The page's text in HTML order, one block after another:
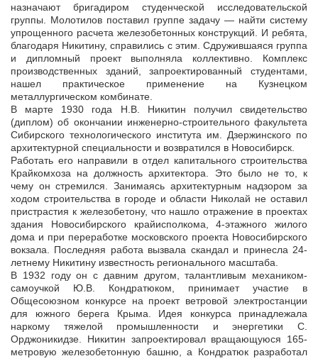
назначают бригадиром студенческой исследовательской
группы. Молотилов поставил группе задачу — найти систему
упрощенного расчета железобетонных конструкций. И ребята,
благодаря Никитину, справились с этим. Сдружившаяся группа
и дипломный проект выполняла коллективно. Комплекс
производственных зданий, запроектированный студентами,
нашел практическое применение на Кузнецком
металлургическом комбинате.
В марте 1930 года Н.В. Никитин получил свидетельство
(диплом) об окончании инженерно-строительного факультета
Сибирского технологического института им. Дзержинского по
архитектурной специальности и возвратился в Новосибирск.
Работать его направили в отдел капитального строительства
Крайкомхоза на должность архитектора. Это было не то, к
чему он стремился. Занимаясь архитектурным надзором за
ходом строительства в городе и области Николай не оставил
пристрастия к железобетону, что нашло отражение в проектах
здания Новосибирского крайисполкома, 4-этажного жилого
дома и при переработке московского проекта Новосибирского
вокзала. Последняя работа вызвала скандал и принесла 24-
летнему Никитину известность регионального масштаба.
В 1932 году он с давним другом, талантливым механиком-
самоучкой Ю.В. Кондратюком, принимает участие в
Общесоюзном конкурсе на проект ветровой электростанции
для южного берега Крыма. Идея конкурса принадлежала
наркому тяжелой промышленности и энергетики С.
Орджоникидзе. Никитин запроектировал вращающуюся 165-
метровую железобетонную башню, а Кондратюк разработал